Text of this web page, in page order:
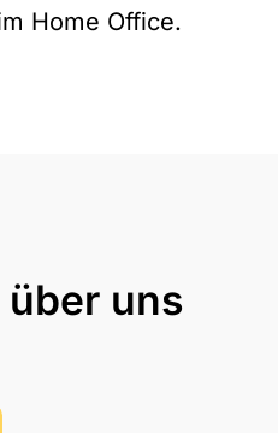
Home Office.
über uns